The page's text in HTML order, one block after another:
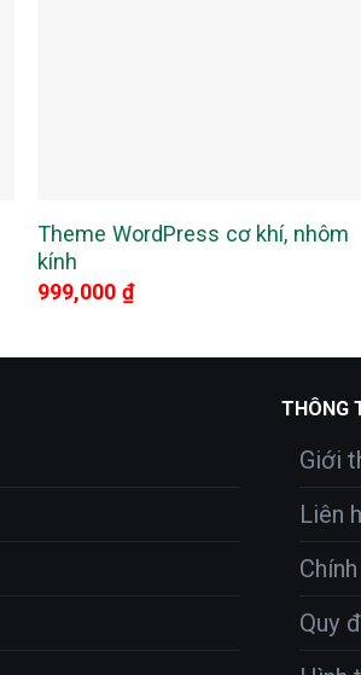
Theme WordPress cơ khí, nhôm
kính
999,000₫
THÔNG
Giới
Liên
Quy